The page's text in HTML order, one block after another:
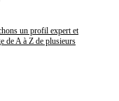
un profil expert et
de A à Z de plusieurs